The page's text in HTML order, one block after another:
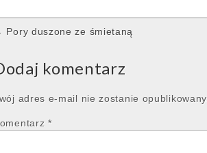
Pory duszone ze śmietaną
komentarz
adres e-mail nie zostanie opublikowany.
*